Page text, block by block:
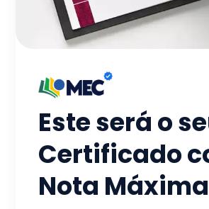
Este será o
Certificado
Nota